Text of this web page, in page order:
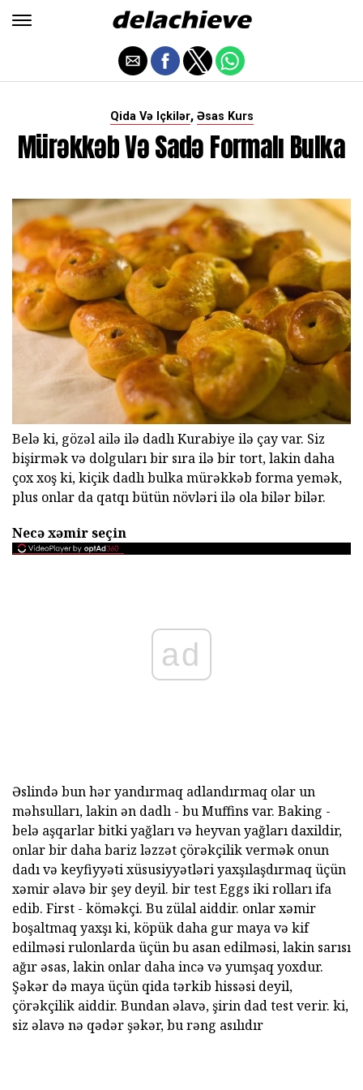
Qida Və Içkilər, Əsas Kurs
Mürəkkəb Və Sadə Formalı Bulka
Belə ki, gözəl ailə ilə dadlı Kurabiye ilə çay var. Siz
bişirmək və dolguları bir sıra ilə bir tort, lakin daha
çox xoş ki, kiçik dadlı bulka mürəkkəb forma yemək,
plus onlar da qatqı bütün növləri ilə ola bilər bilər.
Necə xəmir seçin
ad
Əslində bun hər yandırmaq adlandırmaq olar un
məhsulları, lakin ən dadlı - bu Muffins var. Baking -
belə aşqarlar bitki yağları və heyvan yağları daxildir,
onlar bir daha bariz ləzzət çörəkçilik vermək onun
dadı və keyfiyyəti xüsusiyyətləri yaxşılaşdırmaq üçün
xəmir əlavə bir şey deyil. bir test Eggs iki rolları ifa
edib. First - köməkçi. Bu zülal aiddir. onlar xəmir
boşaltmaq yaxşı ki, köpük daha gur maya və kif
edilməsi rulonlarda üçün bu asan edilməsi, lakin sarısı
ağır əsas, lakin onlar daha incə və yumşaq yoxdur.
Şəkər də maya üçün qida tərkib hissəsi deyil,
çörəkçilik aiddir. Bundan əlavə, şirin dad test verir. ki,
siz əlavə nə qədər şəkər, bu rəng asılıdır